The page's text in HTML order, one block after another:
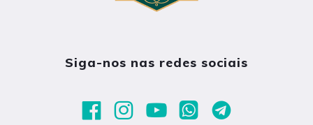
Siga-nos nas redes sociais